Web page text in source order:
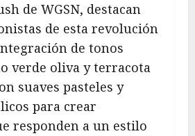
de WGSN, destacan
de esta revolución
de tonos
verde oliva y terracota
suaves pasteles y
para crear
responden a un estilo